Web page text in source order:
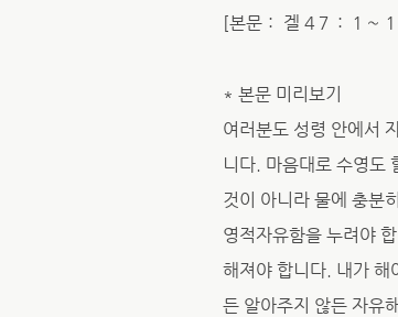
[본문： 겔 4７：１～
* 본문 미리보기
여러분도 성령 안에서
니다. 마음대로 수영도
것이 아니라 물에 충분
영적자유함을 누려야
해져야 합니다. 내가 해
든 알아주지 않든 자유